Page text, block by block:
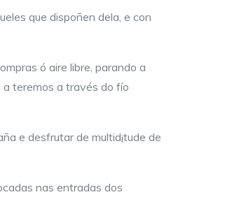
que dispoñen dela, e con
ó aire libre, parando a
a teremos a través do fío
e desfrutar de multid¡tude de
nas entradas dos